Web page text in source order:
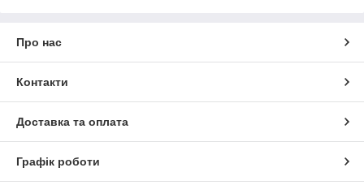
Про нас
Контакти
Доставка та оплата
Графік роботи